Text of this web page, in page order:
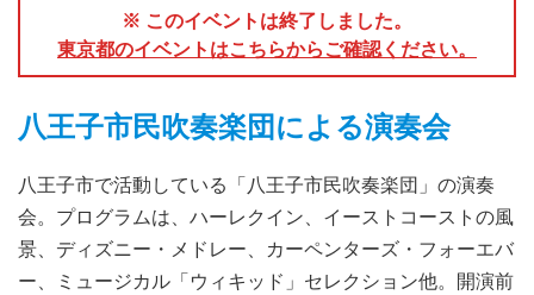
※ このイベントは終了しました。
東京都のイベントはこちらからご確認ください。
八王子市民吹奏楽団による演奏会
八王子市で活動している「八王子市民吹奏楽団」の演奏
会。プログラムは、ハーレクイン、イーストコーストの風
景、ディズニー・メドレー、カーペンターズ・フォーエバ
ー、ミュージカル「ウィキッド」セレクション他。開演前